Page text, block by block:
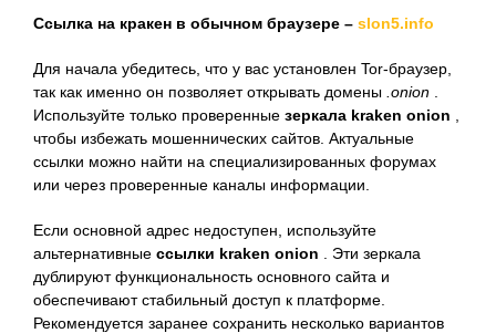
Ссылка на кракен в обычном браузере – slon5.info
Для начала убедитесь, что у вас установлен Tor-браузер,
так как именно он позволяет открывать домены .onion
Используйте только проверенные зеркала kraken onion
чтобы избежать мошеннических сайтов. Актуальные
ссылки можно найти на специализированных форумах
или через проверенные каналы информации.
Если основной адрес недоступен, используйте
альтернативные ссылки kraken onion . Эти зеркала
дублируют функциональность основного сайта и
обеспечивают стабильный доступ к платформе.
Рекомендуется заранее сохранить несколько вариантов